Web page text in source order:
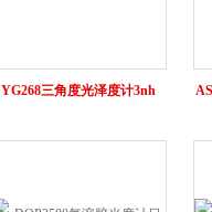
YG268三角度光泽度计3nh